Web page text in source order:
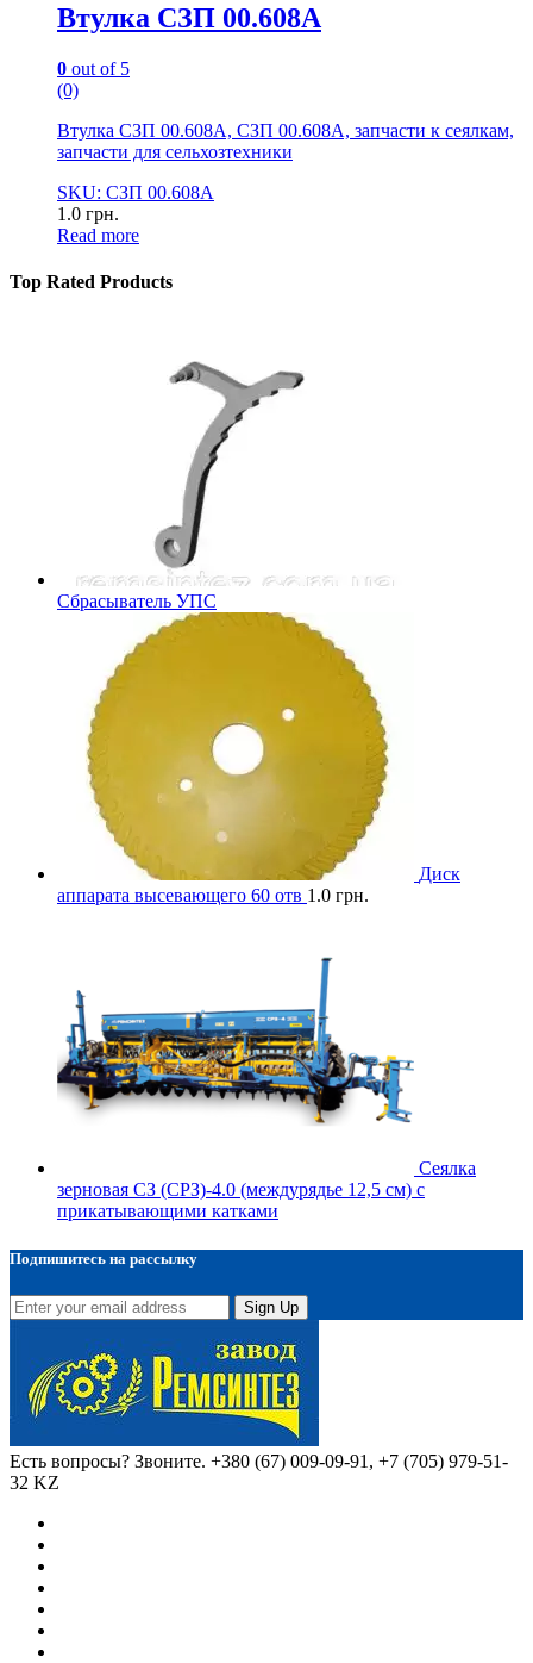
Втулка СЗП 00.608А
0 out of 5
(0)
Втулка СЗП 00.608А, СЗП 00.608А, запчасти к сеялкам,
запчасти для сельхозтехники
SKU: СЗП 00.608А
1.0 грн.
Read more
Top Rated Products
Сбрасыватель УПС
Диск
аппарата высевающего 60 отв 1.0 грн.
Сеялка
зерновая СЗ (СРЗ)-4.0 (междурядье 12,5 см) с
прикатывающими катками
Подпишитесь на рассылку
Sign Up
Есть вопросы? Звоните. +380 (67) 009-09-91, +7 (705) 979-51-
32 KZ